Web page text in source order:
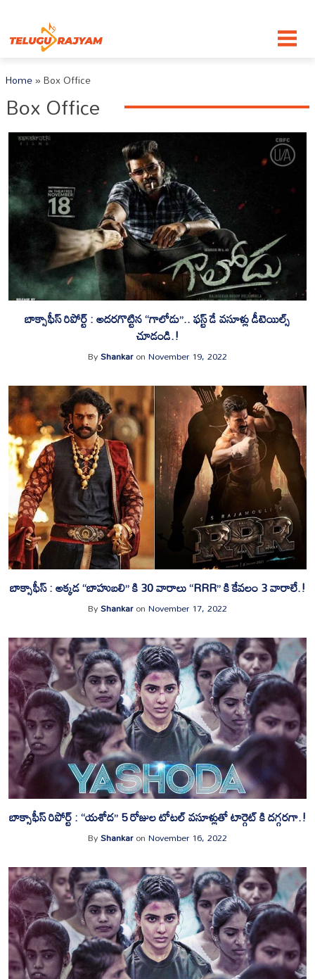
Home»Box Office
Box Office
బాక్సాఫీస్ రిపోర్ట్ : అదరగొట్టిన “గాలోడు”.. ఫస్ట్ డే వసూళ్లు డీటెయిల్స్
చూడండి.!
ByShankaronNovember 19, 2022
బాక్సాఫీస్ : అక్కడ “బాహుబలి” కి 30 వారాలు “RRR” కి కేవలం 3 వారాలే.!
ByShankaronNovember 17, 2022
బాక్సాఫీస్ రిపోర్ట్ : “యశోద” 5 రోజుల టోటల్ వసూళ్లుతో టార్గెట్ కి దగ్గరగా.!
ByShankaronNovember 16, 2022